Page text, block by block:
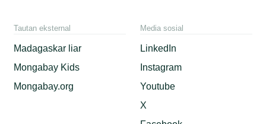
Tautan eksternal
Madagaskar liar
Mongabay Kids
Mongabay.org
Media sosial
LinkedIn
Instagram
Youtube
X